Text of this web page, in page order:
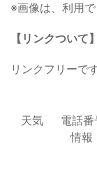
※画像は、利用
【リンクついて】
リンクフリーです
天気 電話番
情報